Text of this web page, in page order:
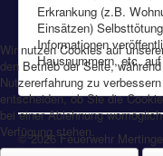
Erkrankung (z.B.
Einsätzen)
Informationen
Hausnummern, etc.
© 2026 Feuerwehr
Wir nutzen Cookies auf
den Betrieb der Seite,
Nutzererfahrung zu
entscheiden, ob Sie die
bei einer Ablehnung
Verfügung stehen.